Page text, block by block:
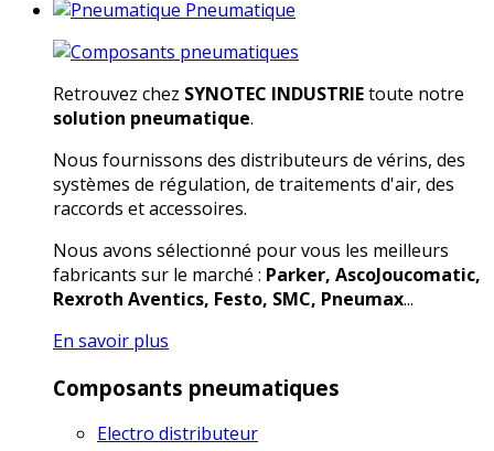
Pneumatique
Retrouvez chez SYNOTEC INDUSTRIEtoute notre
solution pneumatique.
Nous fournissons des distributeurs de vérins, des
systèmes de régulation, de traitements d'air, des
raccords et accessoires.
Nous avons sélectionné pour vous les meilleurs
fabricants sur le marché : Parker, AscoJoucomatic,
Rexroth Aventics, Festo, SMC, Pneumax...
En savoir plus
Composants pneumatiques
Electro distributeur